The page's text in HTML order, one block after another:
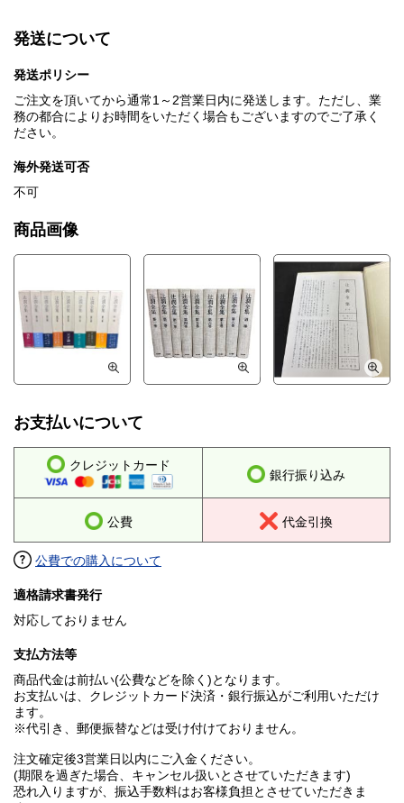
丁寧に梱包して発送いたします。
発送について
発送ポリシー
ご注文を頂いてから通常1～2営業日内に発送します。ただし、業
務の都合によりお時間をいただく場合もございますのでご了承く
ださい。
海外発送可否
不可
商品画像
お支払いについて
クレジットカード
銀行振り込み
公費 代金引換
公費での購入について
適格請求書発行
対応しておりません
支払方法等
商品代金は前払い(公費などを除く)となります。
お支払いは、クレジットカード決済・銀行振込がご利用いただけ
ます。
※代引き、郵便振替などは受け付けておりません。
注文確定後3営業日以内にご入金ください。
(期限を過ぎた場合、キャンセル扱いとさせていただきます)
恐れ入りますが、振込手数料はお客様負担とさせていただきま